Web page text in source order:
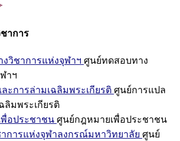
าการ
วิชาการแห่งจุฬาฯ ศูนย์ทดสอบทาง
าฯ
ะการล่ามเฉลิมพระเกียรติ ศูนย์การแปล
ลิมพระเกียรติ
อประชาชน ศูนย์กฎหมายเพื่อประชาชน
การแห่งจุฬาลงกรณ์มหาวิทยาลัย ศูนย์